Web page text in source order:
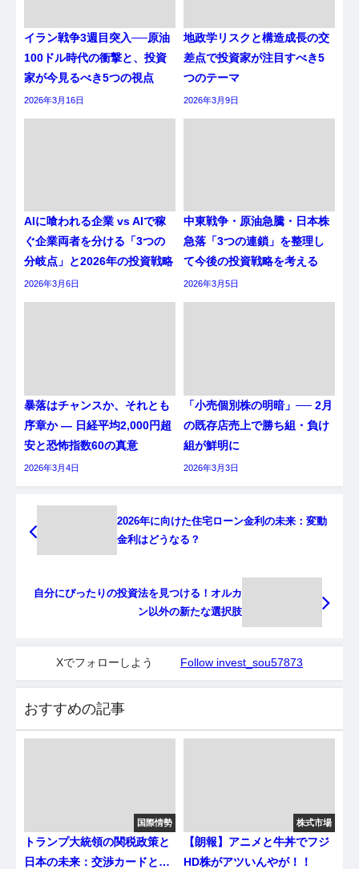
イラン戦争3週目突入──原油
100ドル時代の衝撃と、投資
家が今見るべき5つの視点
2026年3月16日
地政学リスクと構造成長の交
差点で投資家が注目すべき5
つのテーマ
2026年3月9日
AIに喰われる企業 vs AIで稼
ぐ企業両者を分ける「3つの
分岐点」と2026年の投資戦略
2026年3月6日
中東戦争・原油急騰・日本株
急落「3つの連鎖」を整理し
て今後の投資戦略を考える
2026年3月5日
暴落はチャンスか、それとも
序章か ― 日経平均2,000円超
安と恐怖指数60の真意
2026年3月4日
「小売個別株の明暗」── 2月
の既存店売上で勝ち組・負け
組が鮮明に
2026年3月3日
2026年に向けた住宅ローン金利の未来：変動
金利はどうなる？
自分にぴったりの投資法を見つける！オルカ
ン以外の新たな選択肢
Xでフォローしよう Follow invest_sou57873
おすすめの記事
国際情勢
トランプ大統領の関税政策と
日本の未来：交渉カードとし
株式市場
【朗報】アニメと牛丼でフジ
HD株がアツいんやが！！